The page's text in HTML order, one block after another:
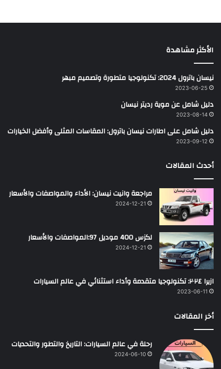
الأكثر مشاهدة
نيسان باترول 2024: تكنولوجيا متطورة وتصميم مبهر
2023-06-25
دليل شامل عن موية رديتر نيسان
2023-08-14
دليل شامل على اطارات نيسان باترول: المقاسات المثلى وأفضل الخيارات
2023-09-12
أحدث المقالات
مراجعة وانيت نيسان: الأداء والمواصفات والأسعار
2024-12-21
لكزس 400 موديل 97:المواصفات والأسعار
2024-12-21
ازيرا ٢٠٢٤: تكنولوجيا متقدمة وأداء استثنائي في عالم السيارات
2023-06-11
أخر المقالات
رحلة في عالم السيارات: التاريخ والتطور والتحديات
2024-06-10